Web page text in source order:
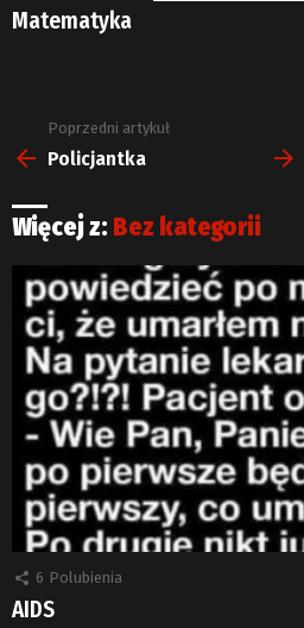
Matematyka
Zobacz
więcej
Poprzedni artykuł
Policjantka
Więcej z: Bez kategorii
6 Polubienia
AIDS